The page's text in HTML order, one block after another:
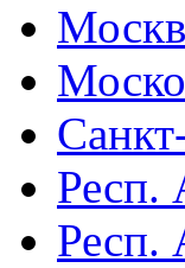
Респ.
Респ.